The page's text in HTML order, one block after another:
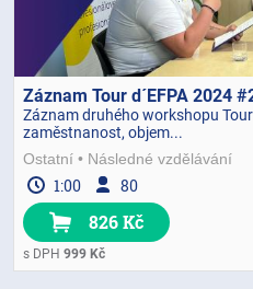
Záznam Tour d´EFPA 2024
Záznam druhého workshopu Tour
zaměstnanost, objem...
Ostatní
Následné vzdělávání
1:00 80
826 Kč
s DPH 999 Kč